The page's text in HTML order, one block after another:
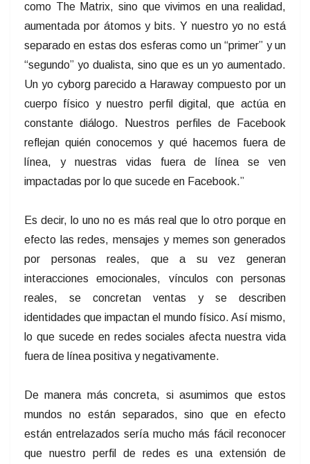
como The Matrix, sino que vivimos en una realidad,
aumentada por átomos y bits. Y nuestro yo no está
separado en estas dos esferas como un “primer” y un
“segundo” yo dualista, sino que es un yo aumentado.
Un yo cyborg parecido a Haraway compuesto por un
cuerpo físico y nuestro perfil digital, que actúa en
constante diálogo. Nuestros perfiles de Facebook
reflejan quién conocemos y qué hacemos fuera de
línea, y nuestras vidas fuera de línea se ven
impactadas por lo que sucede en Facebook.”
Es decir, lo uno no es más real que lo otro porque en
efecto las redes, mensajes y memes son generados
por personas reales, que a su vez generan
interacciones emocionales, vínculos con personas
reales, se concretan ventas y se describen
identidades que impactan el mundo físico. Así mismo,
lo que sucede en redes sociales afecta nuestra vida
fuera de línea positiva y negativamente.
De manera más concreta, si asumimos que estos
mundos no están separados, sino que en efecto
están entrelazados sería mucho más fácil reconocer
que nuestro perfil de redes es una extensión de